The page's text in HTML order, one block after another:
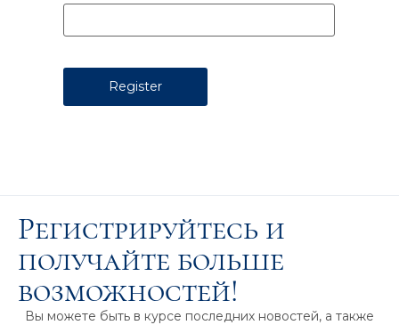
Регистрируйтесь и
получайте больше
возможностей!
Вы можете быть в курсе последних новостей, а также